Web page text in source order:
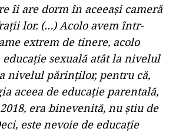
îi are dorm în aceeaşi cameră
lor. (…) Acolo avem într-
extrem de tinere, acolo
educaţie sexuală atât la nivelul
nivelul părinţilor, pentru că,
aceea de educaţie parentală,
era binevenită, nu ştiu de
este nevoie de educaţie